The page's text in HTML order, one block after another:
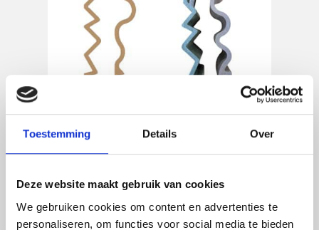
Toestemming Details Over
Deze website maakt gebruik van cookies
We gebruiken cookies om content en advertenties te
personaliseren, om functies voor social media te bieden
Klik om te vergroten
NEOLIFE®